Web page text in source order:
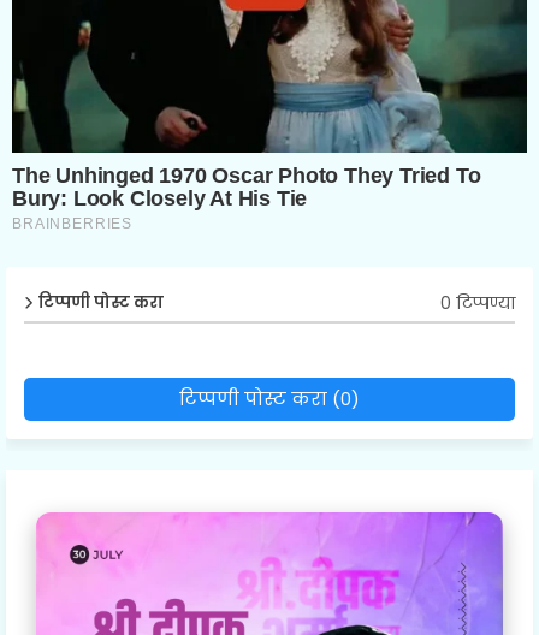
टिप्पणी पोस्ट करा 0 टिप्पण्या
टिप्पणी पोस्ट करा (0)